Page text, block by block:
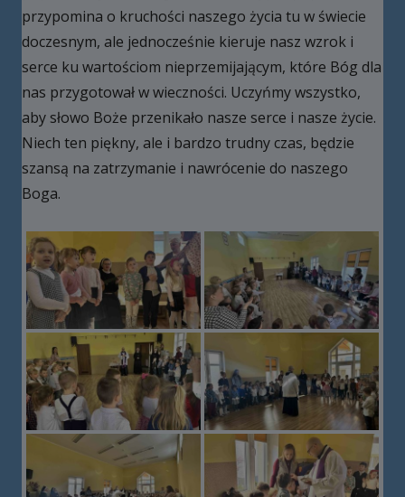
przypomina o kruchości naszego życia tu w świecie
doczesnym, ale jednocześnie kieruje nasz wzrok i
serce ku wartościom nieprzemijającym, które Bóg dla
nas przygotował w wieczności. Uczyńmy wszystko,
aby słowo Boże przenikało nasze serce i nasze życie.
Niech ten piękny, ale i bardzo trudny czas, będzie
szansą na zatrzymanie i nawrócenie do naszego
Boga.